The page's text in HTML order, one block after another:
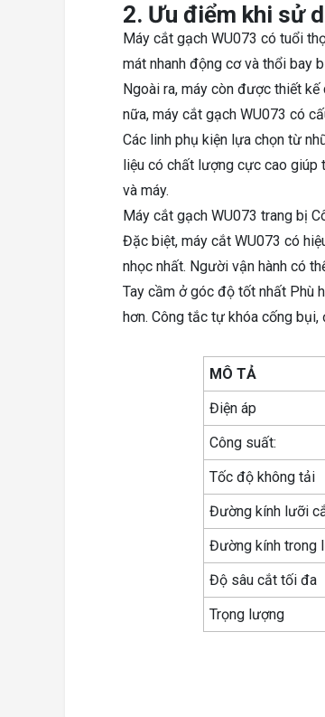
2. Ưu điểm khi sử
Máy cắt gạch WU073 có tuổi
mát nhanh động cơ và thổi bay
Ngoài ra, máy còn được thiết
nữa, máy cắt gạch WU073 có
Các linh phụ kiện lựa chọn từ
liệu có chất lượng cực cao
và máy.
Máy cắt gạch WU073 trang bị
Đặc biệt, máy cắt WU073 có
nhọc nhất. Người vận hành có
Tay cầm ở góc độ tốt nhất Phù
hơn. Công tắc tự khóa cống
MÔ TẢ
Điện áp
Công suất:
Tốc độ không tải
Đường kính lưỡi
Đường kính trong
Độ sâu cắt tối đa
Trọng lượng